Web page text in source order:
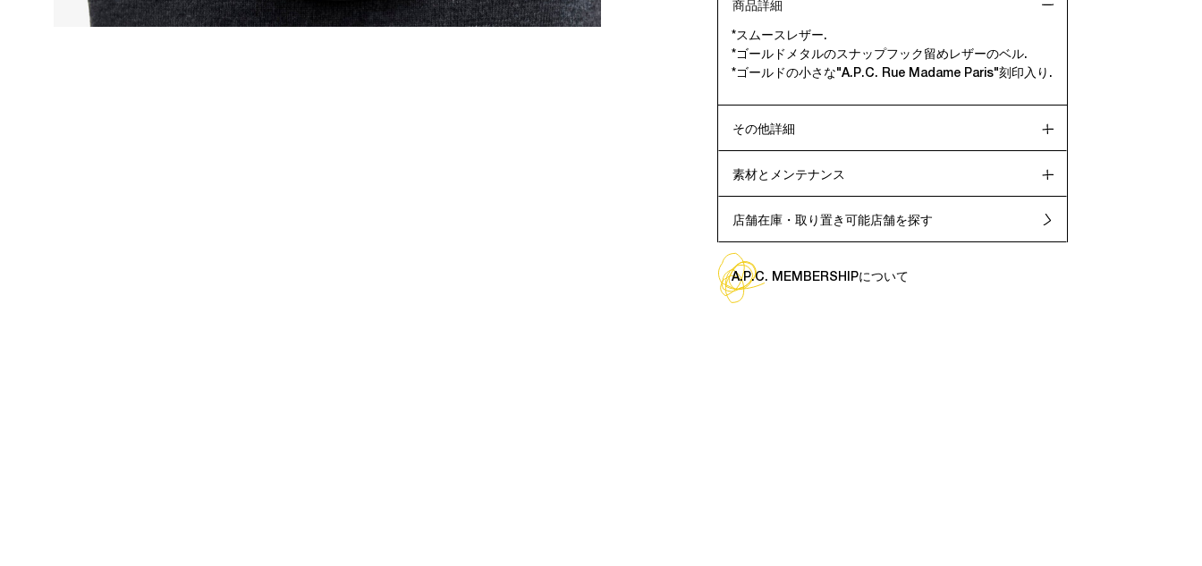
商品詳細
*スムースレザー.
*ゴールドメタルのスナップフック留めレザーのベル.
*ゴールドの小さな"A.P.C. Rue Madame Paris"刻印入り.
その他詳細
素材とメンテナンス
店舗在庫・取り置き可能店舗を探す
A.P.C. MEMBERSHIPについて